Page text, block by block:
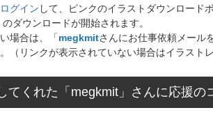
ログイン して、ピンクのイラストダウンロード
のダウンロードが開始されます。
場合は、「megkmitさんにお仕事依頼メール
（リンクが表示されていない場合はイラスト
てくれた「megkmit」さんに応援の